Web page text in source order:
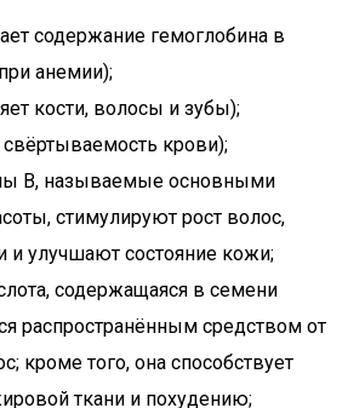
содержание гемоглобина в
анемии);
кости, волосы и зубы);
крови);
В, называемые основными
стимулируют рост волос,
и улучшают состояние кожи;
содержащаяся в семени
распространённым средством от
кроме того, она способствует
ткани и похудению;